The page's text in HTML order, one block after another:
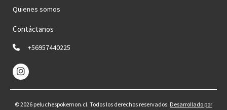
Quienes somos
Contáctanos
+56957440225
© 2026 peluchespokemon.cl. Todos los derechos reservados. Desarrollado por